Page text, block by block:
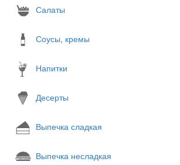
Салаты
Соусы, кремы
Напитки
Десерты
Выпечка сладкая
Выпечка несладкая